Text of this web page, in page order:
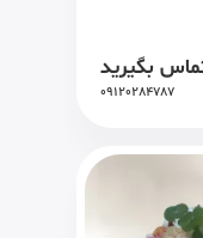
بگیرید
09120284787